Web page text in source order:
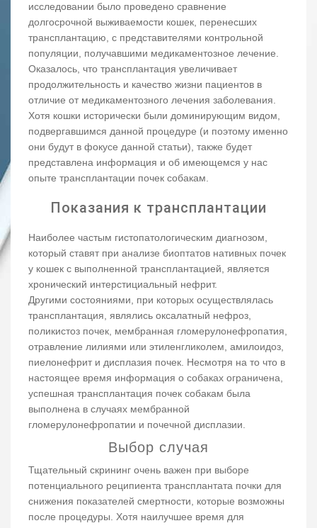
исследовании было проведено сравнение
долгосрочной выживаемости кошек, перенесших
трансплантацию, с представителями контрольной
популяции, получавшими медикаментозное лечение.
Оказалось, что трансплантация увеличивает
продолжительность и качество жизни пациентов в
отличие от медикаментозного лечения заболевания.
Хотя кошки исторически были доминирующим видом,
подвергавшимся данной процедуре (и поэтому именно
они будут в фокусе данной статьи), также будет
представлена информация и об имеющемся у нас
опыте трансплантации почек собакам.
Показания к трансплантации
Наиболее частым гистопатологическим диагнозом,
который ставят при анализе биоптатов нативных почек
у кошек с выполненной трансплантацией, является
хронический интерстициальный нефрит.
Другими состояниями, при которых осуществлялась
трансплантация, являлись оксалатный нефроз,
поликистоз почек, мембранная гломерулонефропатия,
отравление лилиями или этиленгликолем, амилоидоз,
пиелонефрит и дисплазия почек. Несмотря на то что в
настоящее время информация о собаках ограничена,
успешная трансплантация почек собакам была
выполнена в случаях мембранной
гломерулонефропатии и почечной дисплазии.
Выбор случая
Тщательный скрининг очень важен при выборе
потенциального реципиента трансплантата почки для
снижения показателей смертности, которые возможны
после процедуры. Хотя наилучшее время для